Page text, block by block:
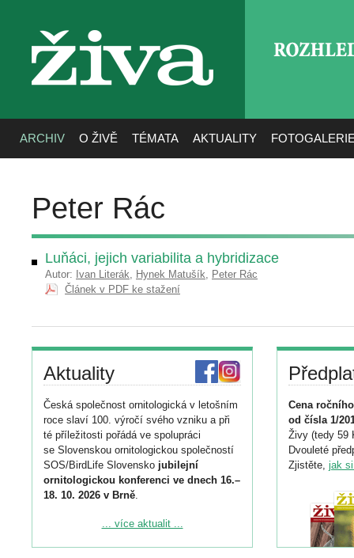
živa
ARCHIV O ŽIVĚ TÉMATA AKTUALITY
Peter Rác
Luňáci, jejich variabilita a hybridizace
Autor: Ivan Literák, Hynek Matušík, Peter Rác
Článek v PDF ke stažení
Aktuality
Česká společnost ornitologická v letošním
roce slaví 100. výročí svého vzniku a při
té příležitosti pořádá ve spolupráci
se Slovenskou ornitologickou společností
SOS/BirdLife Slovensko jubilejní
ornitologickou konferenci ve dnech 16.–
18. 10. 2026 v Brně.
Podrobnější informace ke konferenci
... více aktualit ...
Cena
od čísla 1/
Živy (tedy 59
Dvouleté
Zjistěte, jak